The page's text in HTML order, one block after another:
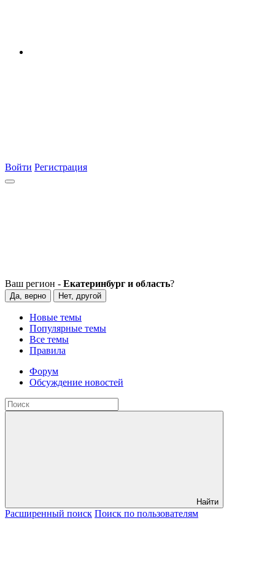
Войти Регистрация
Ваш регион - Екатеринбург и область?
Да, верно Нет, другой
Новые темы
Популярные темы
Все темы
Правила
Форум
Обсуждение новостей
Найти
Расширенный поиск Поиск по пользователям